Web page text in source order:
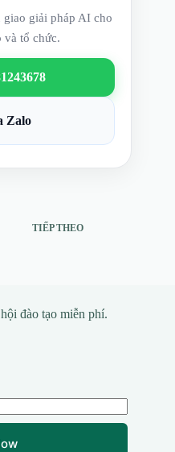
giải pháp AI cho
và tổ chức.
Zalo
TIẾP THEO
đào tạo miễn phí.